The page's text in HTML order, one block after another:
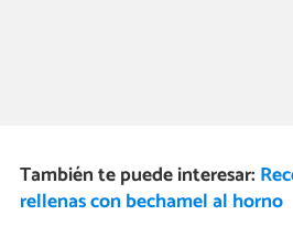
También te puede interesar:
rellenas con bechamel al horno